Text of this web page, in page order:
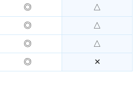
◎ △
◎ △
◎ △
◎ ✕